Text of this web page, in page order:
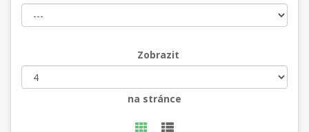
Zobrazit
na stránce